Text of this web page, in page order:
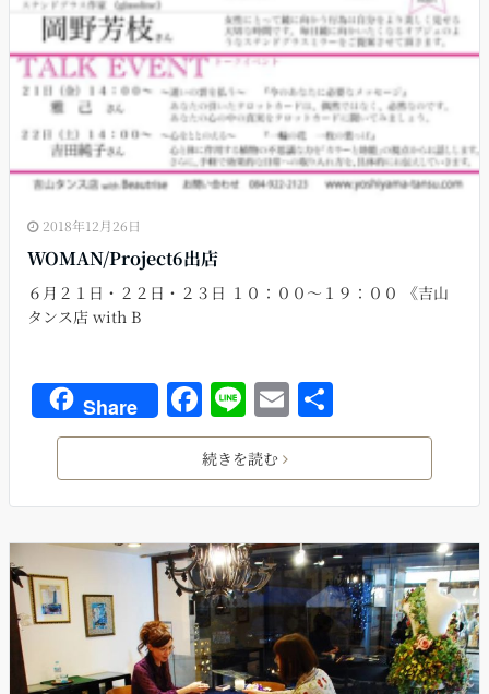
2018年12月26日
WOMAN/Project6出店
６月２１日・２２日・２３日 １０：００〜１９：００ 《吉山
タンス店 with B
Share F
a
c
e
b
o
o
k
Li
n
e
E
m
ai
l
有
続きを読む